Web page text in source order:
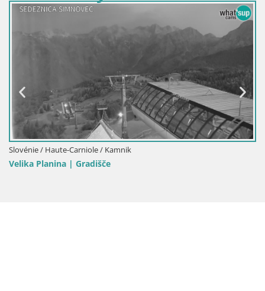
Slovénie / Haute-Carniole / Kamnik
Velika Planina | Gradišče